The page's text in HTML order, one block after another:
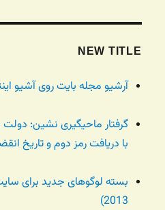
NEW TITLE
آرشیو مجله بایت روی آشیو
گرفتار ماحیگیری نشین:
با دریافت رمز دوم و تاریخ انقضا
2013)